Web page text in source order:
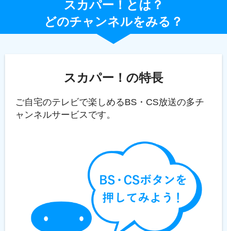
スカパー！とは？
どのチャンネルをみる？
スカパー！の特長
ご自宅のテレビで楽しめるBS・CS放送の多チ
ャンネルサービスです。